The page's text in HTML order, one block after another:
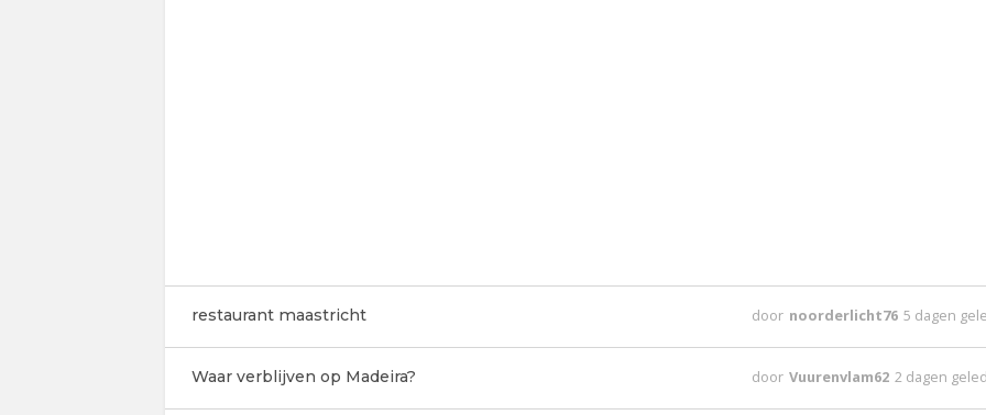
restaurant maastricht door noorderlicht76 5 dagen
Waar verblijven op Madeira? door Vuurenvlam62 2 dagen